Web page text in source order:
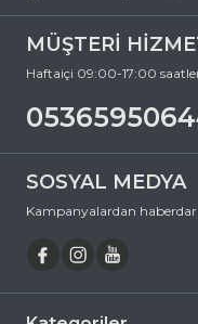
MÜŞTERİ
Haftaiçi 09:00-17:00
SOSYAL MEDYA
Kampanyalardan